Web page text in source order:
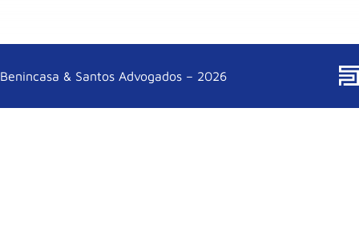
Benincasa & Santos Advogados – 2026